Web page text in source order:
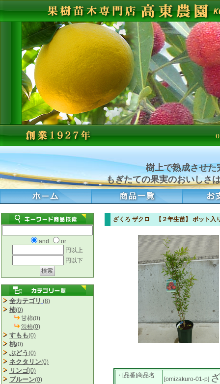
樹上で熟成させた
もぎたての果実のおいしさ
and
or
円以上
円以下
全カテゴリ (8)
柿(0)
甘柿(0)
渋柿(0)
すもも(0)
桃(0)
ぶどう (0)
ネクタリン(0)
リンゴ(0)
プルーン(0)
ざくろ ザクロ 【２年生苗】 ポット入
・[品番]商品名
[omizakuro-01-p]